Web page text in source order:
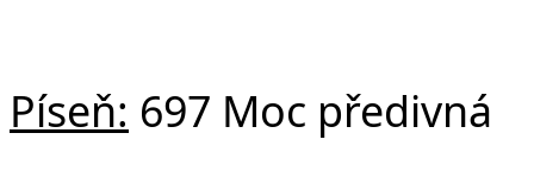
Píseň: 697 Moc předivná